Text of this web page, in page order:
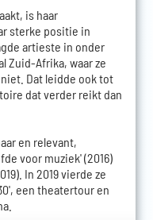
is haar
sterke positie in
artieste in onder
Zuid-Afrika, waar ze
Dat leidde ook tot
dat verder reikt dan
en relevant,
voor muziek' (2016)
In 2019 vierde ze
een theatertour en